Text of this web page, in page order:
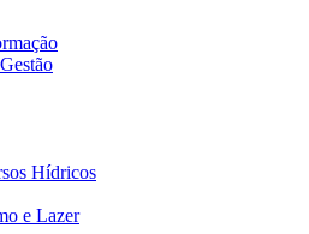
Hídricos
e Lazer